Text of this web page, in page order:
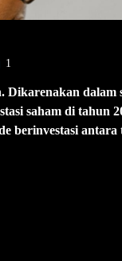
1
Dikarenakan dalam
saham di tahun
berinvestasi